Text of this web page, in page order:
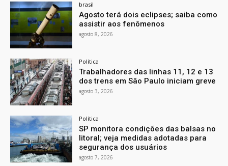
brasil
Agosto terá dois eclipses; saiba como
assistir aos fenômenos
agosto 8, 2026
Política
Trabalhadores das linhas 11, 12 e 13
dos trens em São Paulo iniciam greve
agosto 3, 2026
Política
SP monitora condições das balsas no
litoral; veja medidas adotadas para
segurança dos usuários
agosto 7, 2026